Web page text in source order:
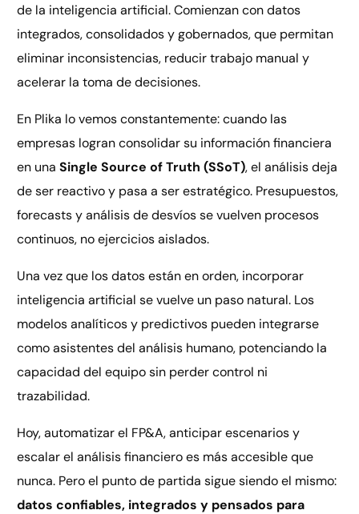
de la inteligencia artificial. Comienzan con datos
integrados, consolidados y gobernados, que permitan
eliminar inconsistencias, reducir trabajo manual y
acelerar la toma de decisiones.
En Plika lo vemos constantemente: cuando las
empresas logran consolidar su información financiera
en unaSingle Source of Truth (SSoT), el análisis deja
de ser reactivo y pasa a ser estratégico. Presupuestos,
forecasts y análisis de desvíos se vuelven procesos
continuos, no ejercicios aislados.
Una vez que los datos están en orden, incorporar
inteligencia artificial se vuelve un paso natural. Los
modelos analíticos y predictivos pueden integrarse
como asistentes del análisis humano, potenciando la
capacidad del equipo sin perder control ni
trazabilidad.
Hoy, automatizar el FP&A, anticipar escenarios y
escalar el análisis financiero es más accesible que
nunca. Pero el punto de partida sigue siendo el mismo:
datos confiables, integrados y pensados para